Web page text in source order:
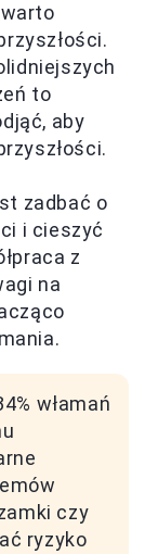
to
aby
zadbać o
i cieszyć
z
na
włamań
czy
ryzyko